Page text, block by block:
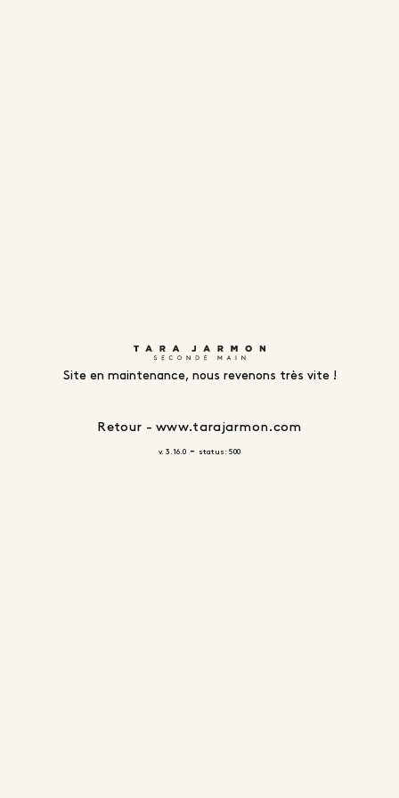
Site en maintenance, nous revenons très vite !
Retour - www.tarajarmon.com
v. 3.16.0 - status: 500